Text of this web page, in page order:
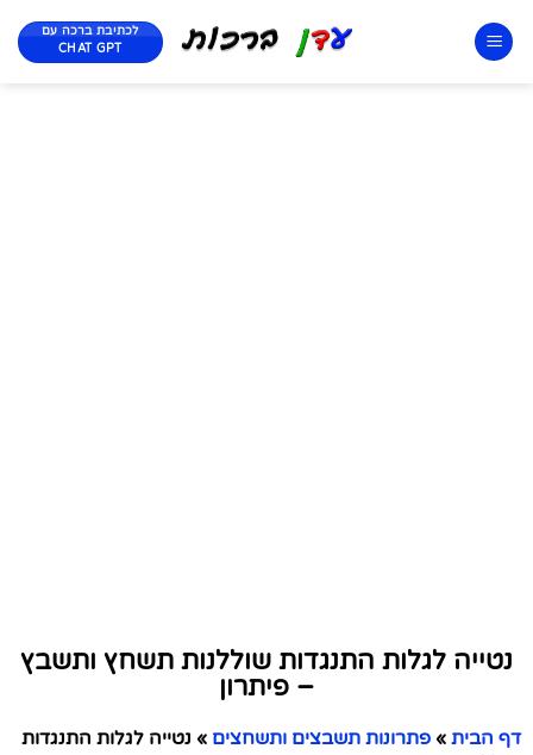
לכתיבת ברכה עם
CHAT GPT
נטייה לגלות התנגדות שוללנות תשחץ ותשבץ
– פיתרון
דף הבית » פתרונות תשבצים ותשחצים » נטייה לגלות התנגדות